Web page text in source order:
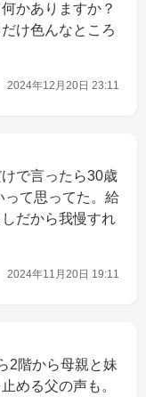
かありますか？
け色んなところ
2024年12月20日 23:11
で言ったら30歳
って思ってた。給
だから我慢すれ
2024年11月20日 19:11
2階から母親と妹
める父の声も。